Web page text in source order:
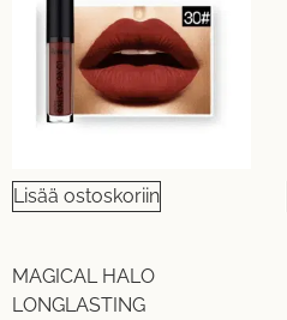
Lisää ostoskoriin
MAGICAL HALO
LONGLASTING